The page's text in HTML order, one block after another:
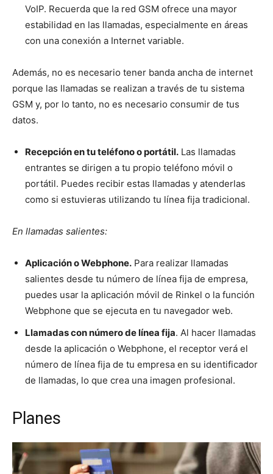
VoIP. Recuerda que la red GSM ofrece una mayor
estabilidad en las llamadas, especialmente en áreas
con una conexión a Internet variable.
Además, no es necesario tener banda ancha de internet
porque las llamadas se realizan a través de tu sistema
GSM y, por lo tanto, no es necesario consumir de tus
datos.
Recepción en tu teléfono o portátil. Las llamadas
entrantes se dirigen a tu propio teléfono móvil o
portátil. Puedes recibir estas llamadas y atenderlas
como si estuvieras utilizando tu línea fija tradicional.
En llamadas salientes:
Aplicación o Webphone. Para realizar llamadas
salientes desde tu número de línea fija de empresa,
puedes usar la aplicación móvil de Rinkel o la función
Webphone que se ejecuta en tu navegador web.
Llamadas con número de línea fija. Al hacer llamadas
desde la aplicación o Webphone, el receptor verá el
número de línea fija de tu empresa en su identificador
de llamadas, lo que crea una imagen profesional.
Planes